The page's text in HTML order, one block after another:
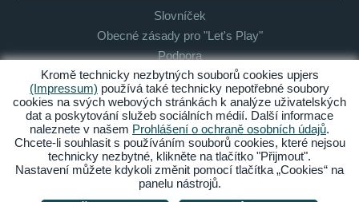
Slovníček
Obecné zásady pro "Let's Play"
Podpora
Impresum
Ochrana
osobních
údajů
Podmínky
Bezbariérový
přístup
Spravovat cookies
Kromě technicky nezbytných souborů cookies upjers
(Impressum) používá také technicky nepotřebné soubory
cookies na svých webových stránkách k analýze uživatelských
dat a poskytování služeb sociálních médií. Další informace
naleznete v našem Prohlášení o ochraně osobních údajů.
Chcete-li souhlasit s používáním souborů cookies, které nejsou
technicky nezbytné, klikněte na tlačítko "Přijmout".
Nastavení můžete kdykoli změnit pomocí tlačítka „Cookies“ na
panelu nástrojů.